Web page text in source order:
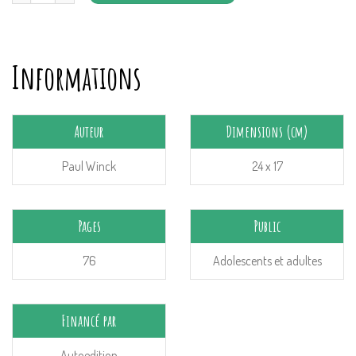
Informations
Auteur
Paul Winck
Dimensions (cm)
24 x 17
Pages
76
Public
Adolescents et adultes
Financé par